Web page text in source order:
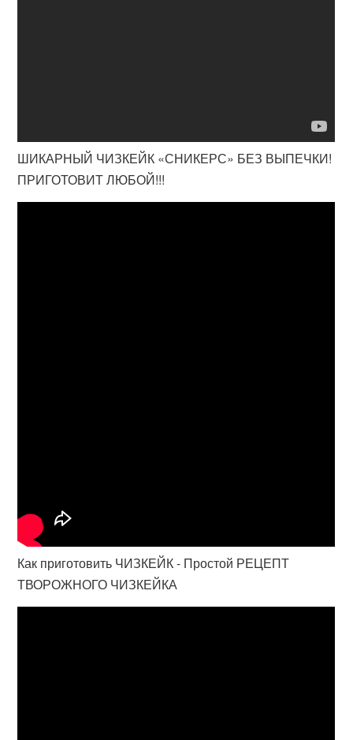
ШИКАРНЫЙ ЧИЗКЕЙК «СНИКЕРС» БЕЗ ВЫПЕЧКИ!
ПРИГОТОВИТ ЛЮБОЙ!!!
Как приготовить ЧИЗКЕЙК - Простой РЕЦЕПТ
ТВОРОЖНОГО ЧИЗКЕЙКА